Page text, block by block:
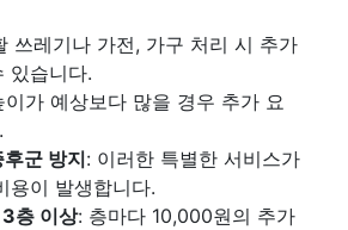
쓰레기나 가전, 가구 처리 시 추가
있습니다.
이가 예상보다 많을 경우 추가 요
군 방지: 이러한 특별한 서비스가
용이 발생합니다.
층 이상: 층마다 10,000원의 추가